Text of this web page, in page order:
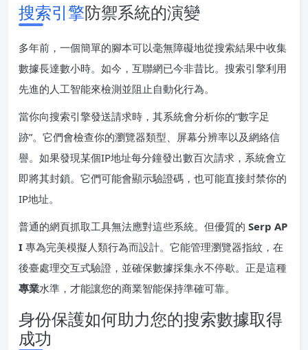
搜索引擎防禦系統的演變
多年前，一個簡單的腳本可以毫無障礙地從搜索結果中收集
數據長達數小時。如今，互聯網已今非昔比。搜索引擎利用
先進的人工智能來檢測並阻止自動化行為。
當你向搜索引擎發送請求時，其系統會分析你的“數字足
跡”。它們會檢查你的瀏覽器類型、屏幕分辨率以及網絡信
譽。如果發現某個IP地址每分鐘發出數百次請求，系統會立
即將其封鎖。它們可能會顯示驗證碼，也可能直接封禁你的
IP地址。
普通的網頁抓取工具無法應對這些系統。但優質的 Serp AP
I 專為完美模擬人類行為而設計。它能管理瀏覽器指紋，在
後臺處理交互式驗證，並確保數據採集永不停歇。正是這種
專業水準，才能讓您的商業智能保持準確可靠。
身份保護如何助力您的搜索數據取得
成功